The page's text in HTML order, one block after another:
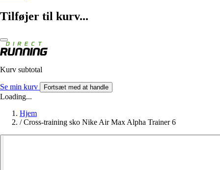
Tilføjer til kurv...
Kurv subtotal
Se min kurv Fortsæt med at handle
Loading...
Hjem
/ Cross-training sko Nike Air Max Alpha Trainer 6